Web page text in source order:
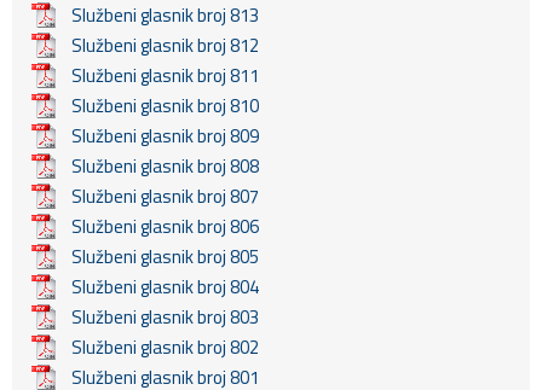
Službeni glasnik broj 813
Službeni glasnik broj 812
Službeni glasnik broj 811
Službeni glasnik broj 810
Službeni glasnik broj 809
Službeni glasnik broj 808
Službeni glasnik broj 807
Službeni glasnik broj 806
Službeni glasnik broj 805
Službeni glasnik broj 804
Službeni glasnik broj 803
Službeni glasnik broj 802
Službeni glasnik broj 801